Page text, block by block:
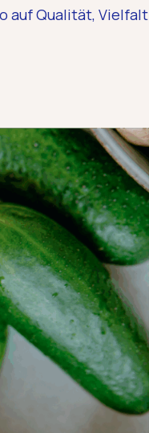
auf Qualität, Vielfalt